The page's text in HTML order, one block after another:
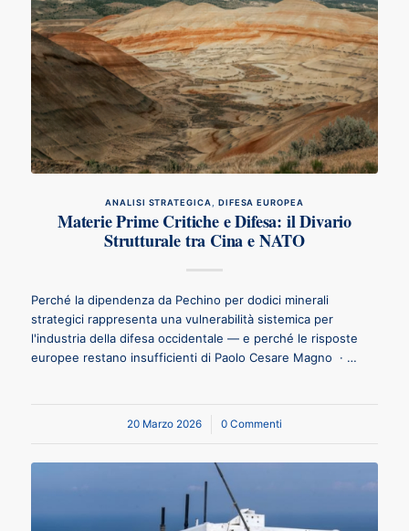
ANALISI STRATEGICA DIFESA EUROPEA
Materie Prime Critiche e Difesa: il Divario
Strutturale tra Cina e NATO
Perché la dipendenza da Pechino per dodici minerali
strategici rappresenta una vulnerabilità sistemica per
l'industria della difesa occidentale — e perché le risposte
europee restano insufficienti di Paolo Cesare Magno · …
20 Marzo 2026
/ 0 Commenti